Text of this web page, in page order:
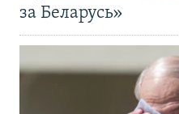
за Беларусь»